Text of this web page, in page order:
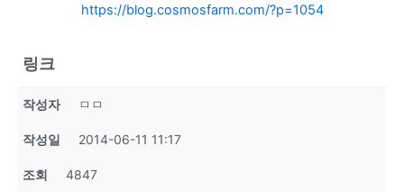
https://blog.cosmosfarm.com/?p=1054
링크
작성자 ㅁㅁ
작성일 2014-06-11 11:17
조회 4847